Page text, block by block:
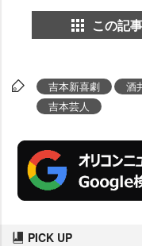
この記
吉本新喜劇 酒
吉本芸人
PICK UP